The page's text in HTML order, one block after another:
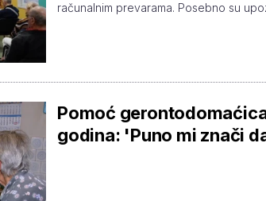
računalnim prevarama. Posebno su
Pomoć
godina: 'Puno mi znači